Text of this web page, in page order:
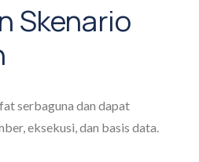
Skenario
serbaguna dan dapat
eksekusi, dan basis data.